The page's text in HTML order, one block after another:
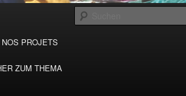
NOS PROJETS
ZUM THEMA